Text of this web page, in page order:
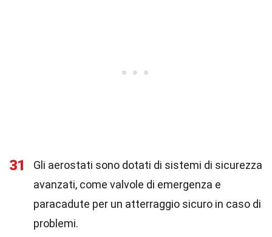
31
Gli aerostati sono dotati di sistemi di sicurezza
avanzati, come valvole di emergenza e
paracadute per un atterraggio sicuro in caso di
problemi.